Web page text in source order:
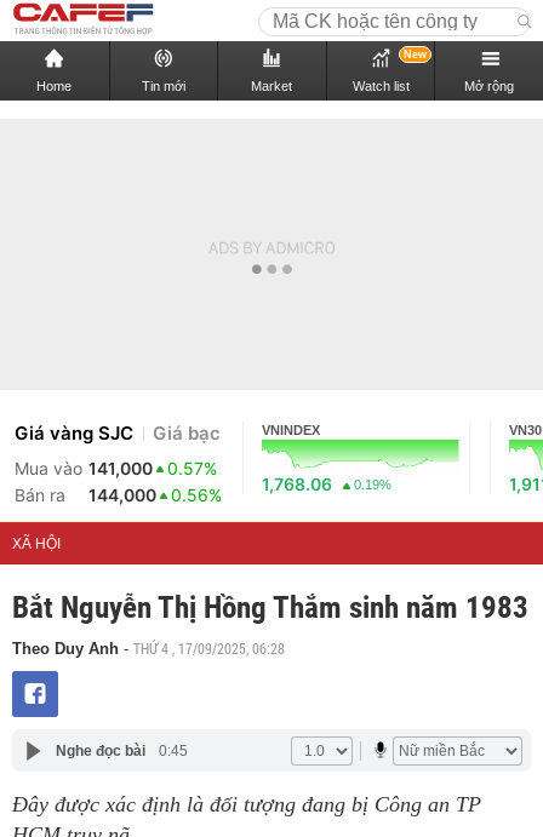
Home Tin mới Market Watch list
New
Mở rộng
Giá vàng SJC Giá bạc
Mua vào 141,000
0.57%
Bán ra
144,000 0.56%
VNINDEX
1,768.06 0.19%
VN30
XÃ HỘI
Bắt Nguyễn Thị Hồng Thắm sinh năm 1983
Theo Duy Anh - THỨ 4 , 17/09/2025, 06:28
Nghe đọc bài 0:45
Đây được xác định là đối tượng đang bị Công an TP